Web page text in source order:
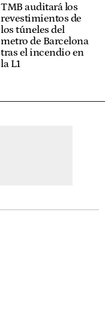
TMB auditará los
revestimientos de
los túneles del
metro de Barcelona
tras el incendio en
la L1